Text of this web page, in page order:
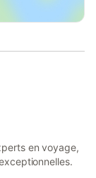
en voyage,